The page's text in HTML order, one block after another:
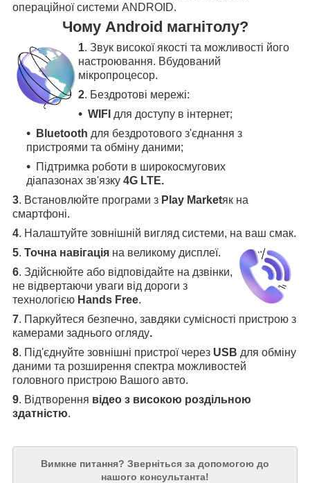
операційної системи ANDROID.
Чому Android магнітолу?
1. Звук високої якості та можливості його
настроювання. Вбудований
мікропроцесор.
2. Бездротові мережі:
WIFI для доступу в інтернет;
Bluetooth для бездротового з'єднання з
пристроями та обміну даними;
Підтримка роботи в широкосмугових
діапазонах зв'язку 4G LTE.
3. Встановлюйте програми з Play Marketяк на
смартфоні.
4. Налаштуйте зовнішній вигляд системи, на ваш смак.
5. Точна навігація на великому дисплеї.
6. Здійснюйте або відповідайте на дзвінки,
не відвертаючи уваги від дороги з
технологією Hands Free.
7. Паркуйтеся безпечно, завдяки сумісності пристрою з
камерами заднього огляду.
8. Під'єднуйте зовнішні пристрої через USB для обміну
даними та розширення спектра можливостей
головного пристрою Вашого авто.
9. Відтворення відео з високою роздільною
здатністю.
Вимкне питання? Зверніться за допомогою до
нашого консультанта!